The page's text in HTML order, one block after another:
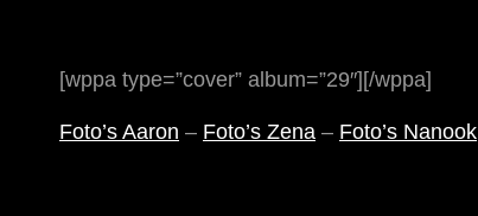
[wppa type=”cover” album=”29″][/wppa]
Foto’s Aaron – Foto’s Zena – Foto’s Nanook